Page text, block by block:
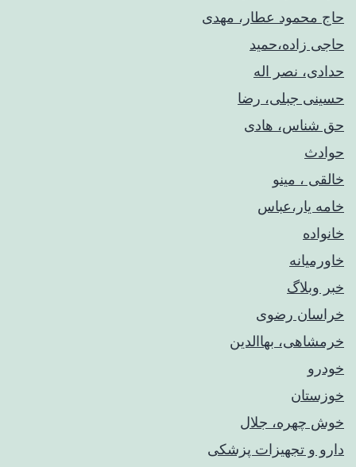
حاج محمود عطار، مهدی
حاجی زاده،حمید
حدادی، نصر اله
حسینی جبلی، رضا
حق شناس، هادی
حوادث
خالقی ، مینو
خامه یار،عباس
خانواده
خاورمیانه
خبر وبلاگ
خراسان رضوی
خرمشاهی، بهاالدین
خودرو
خوزستان
خوش چهره، جلال
دارو و تجهیزات پزشکی